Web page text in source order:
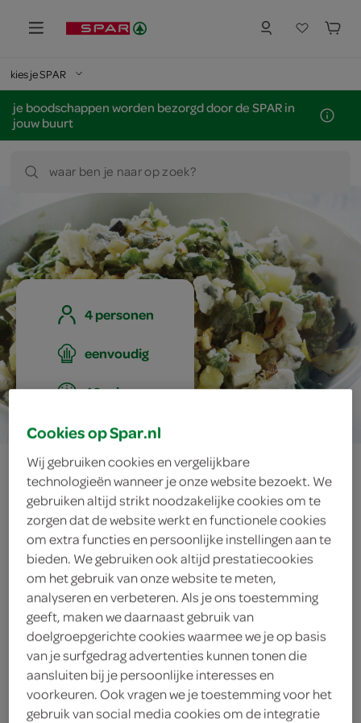
kies je SPAR
je boodschappen worden bezorgd door de SPAR in
jouw buurt
waar ben je naar op zoek?
4 personen
eenvoudig
40 min.
stamppot met
rauwe spinazie en
blauwe kaas
ingrediënten
150 gram blauwe kazen
Cookies op Spar.nl
Wij gebruiken cookies en vergelijkbare
technologieën wanneer je onze website bezoekt. We
gebruiken altijd strikt noodzakelijke cookies om te
zorgen dat de website werkt en functionele cookies
om extra functies en persoonlijke instellingen aan te
bieden. We gebruiken ook altijd prestatiecookies
om het gebruik van onze website te meten,
analyseren en verbeteren. Als je ons toestemming
geeft, maken we daarnaast gebruik van
doelgroepgerichte cookies waarmee we je op basis
van je surfgedrag advertenties kunnen tonen die
aansluiten bij je persoonlijke interesses en
voorkeuren. Ook vragen we je toestemming voor het
gebruik van social media cookies om de integratie